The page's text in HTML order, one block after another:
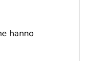
hanno